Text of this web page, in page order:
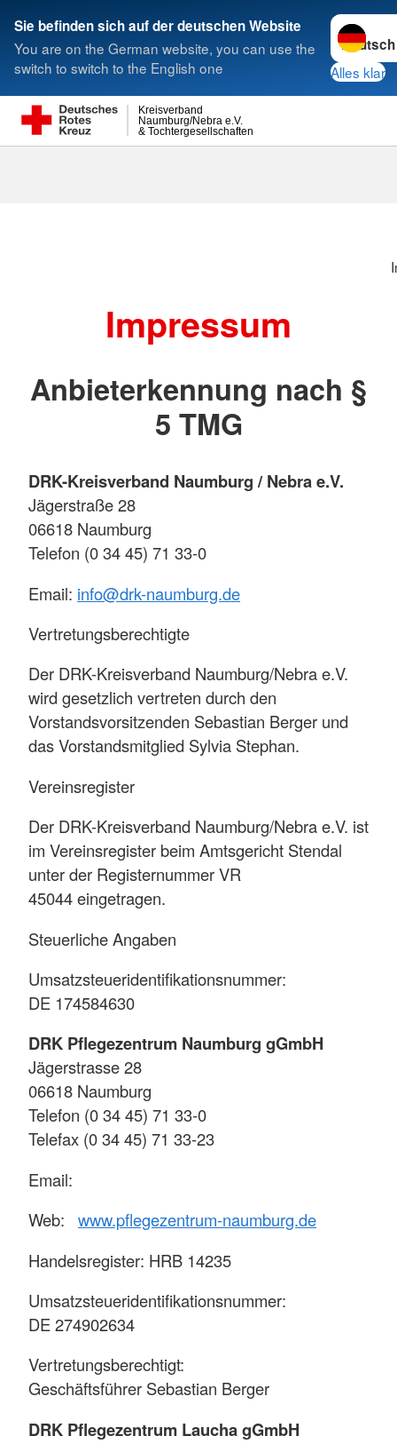
Sie befinden sich auf der deutschen Website
You are on the German website, you can use the
switch to switch to the English one
Sprache
Alles klar
& Tochtergesellschaften
Naumburg/Nebra e.V.
Kreisverband
Suche
Impressum
Anbieterkennung nach §
5 TMG
DRK-Kreisverband Naumburg / Nebra e.V.
Jägerstraße 28
06618 Naumburg
Telefon (0 34 45) 71 33-0
Email: info@drk-naumburg.de
Vertretungsberechtigte
Der DRK-Kreisverband Naumburg/Nebra e.V.
wird gesetzlich vertreten durch den
Vorstandsvorsitzenden Sebastian Berger und
das Vorstandsmitglied Sylvia Stephan.
Vereinsregister
Der DRK-Kreisverband Naumburg/Nebra e.V. ist
im Vereinsregister beim Amtsgericht Stendal
unter der Registernummer VR
45044 eingetragen.
Steuerliche Angaben
Umsatzsteueridentifikationsnummer:
DE 174584630
DRK Pflegezentrum Naumburg gGmbH
Jägerstrasse 28
06618 Naumburg
Telefon (0 34 45) 71 33-0
Telefax (0 34 45) 71 33-23
Email:
Web: www.pflegezentrum-naumburg.de
Handelsregister: HRB 14235
Umsatzsteueridentifikationsnummer:
DE 274902634
Vertretungsberechtigt:
Geschäftsführer Sebastian Berger
DRK Pflegezentrum Laucha gGmbH